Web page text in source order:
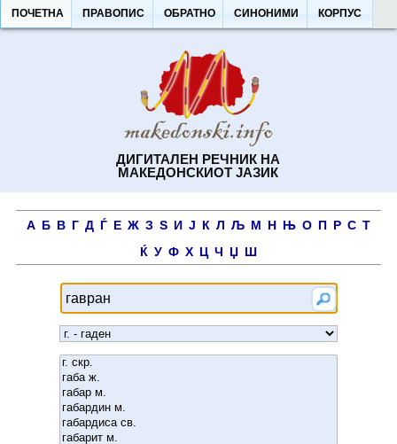
ДИГИТАЛЕН РЕЧНИК НА
МАКЕДОНСКИОТ ЈАЗИК
ПОЧЕТНА ПРАВОПИС ОБРАТНО СИНОНИМИ КОРПУС
А Б В Г Д Ѓ Е Ж З Ѕ И Ј К Л Љ М Н Њ О П Р С Т
Ќ У Ф Х Ц Ч Џ Ш